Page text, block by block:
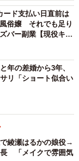
ド支払い日直前は
俗嬢 それでも足り
バー副業【現役キャ
年の差婚から3年、
リ「ショート似合い
で綾瀬はるかの娘役→
長 「メイクで雰囲気